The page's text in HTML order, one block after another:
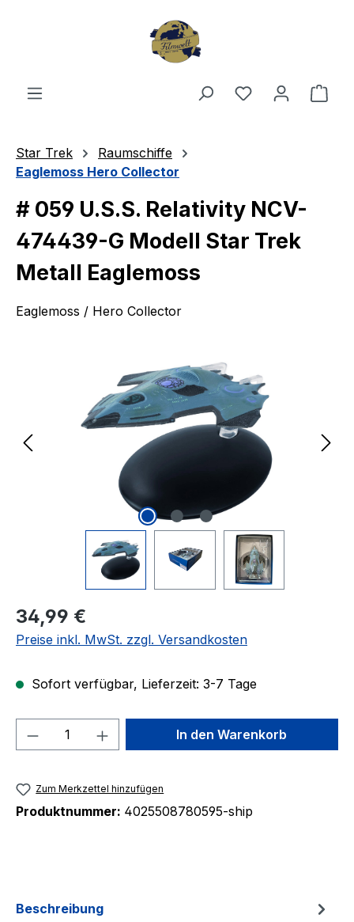
Du hast 0
Star Trek
Raumschiffe
Eaglemoss Hero Collector
# 059 U.S.S. Relativity NCV-
474439-G Modell Star Trek
Metall Eaglemoss
Eaglemoss / Hero Collector
Regulärer Preis:
34,99 €
Preise inkl. MwSt. zzgl. Versandkosten
Sofort verfügbar, Lieferzeit: 3-7 Tage
Produkt Anzahl: Gib denIn den Warenkorb
Zum Merkzettel hinzufügen
Produktnummer: 4025508780595-ship
Beschreibung